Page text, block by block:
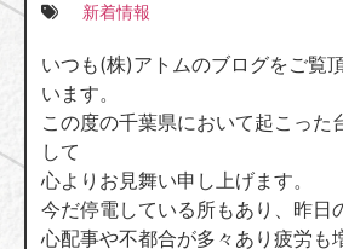
新着情報
いつも(株)アトムのブログをご覧
います。
この度の千葉県において起こった
して
心よりお見舞い申し上げます。
今だ停電している所もあり、昨日
心配事や不都合が多々あり疲労も